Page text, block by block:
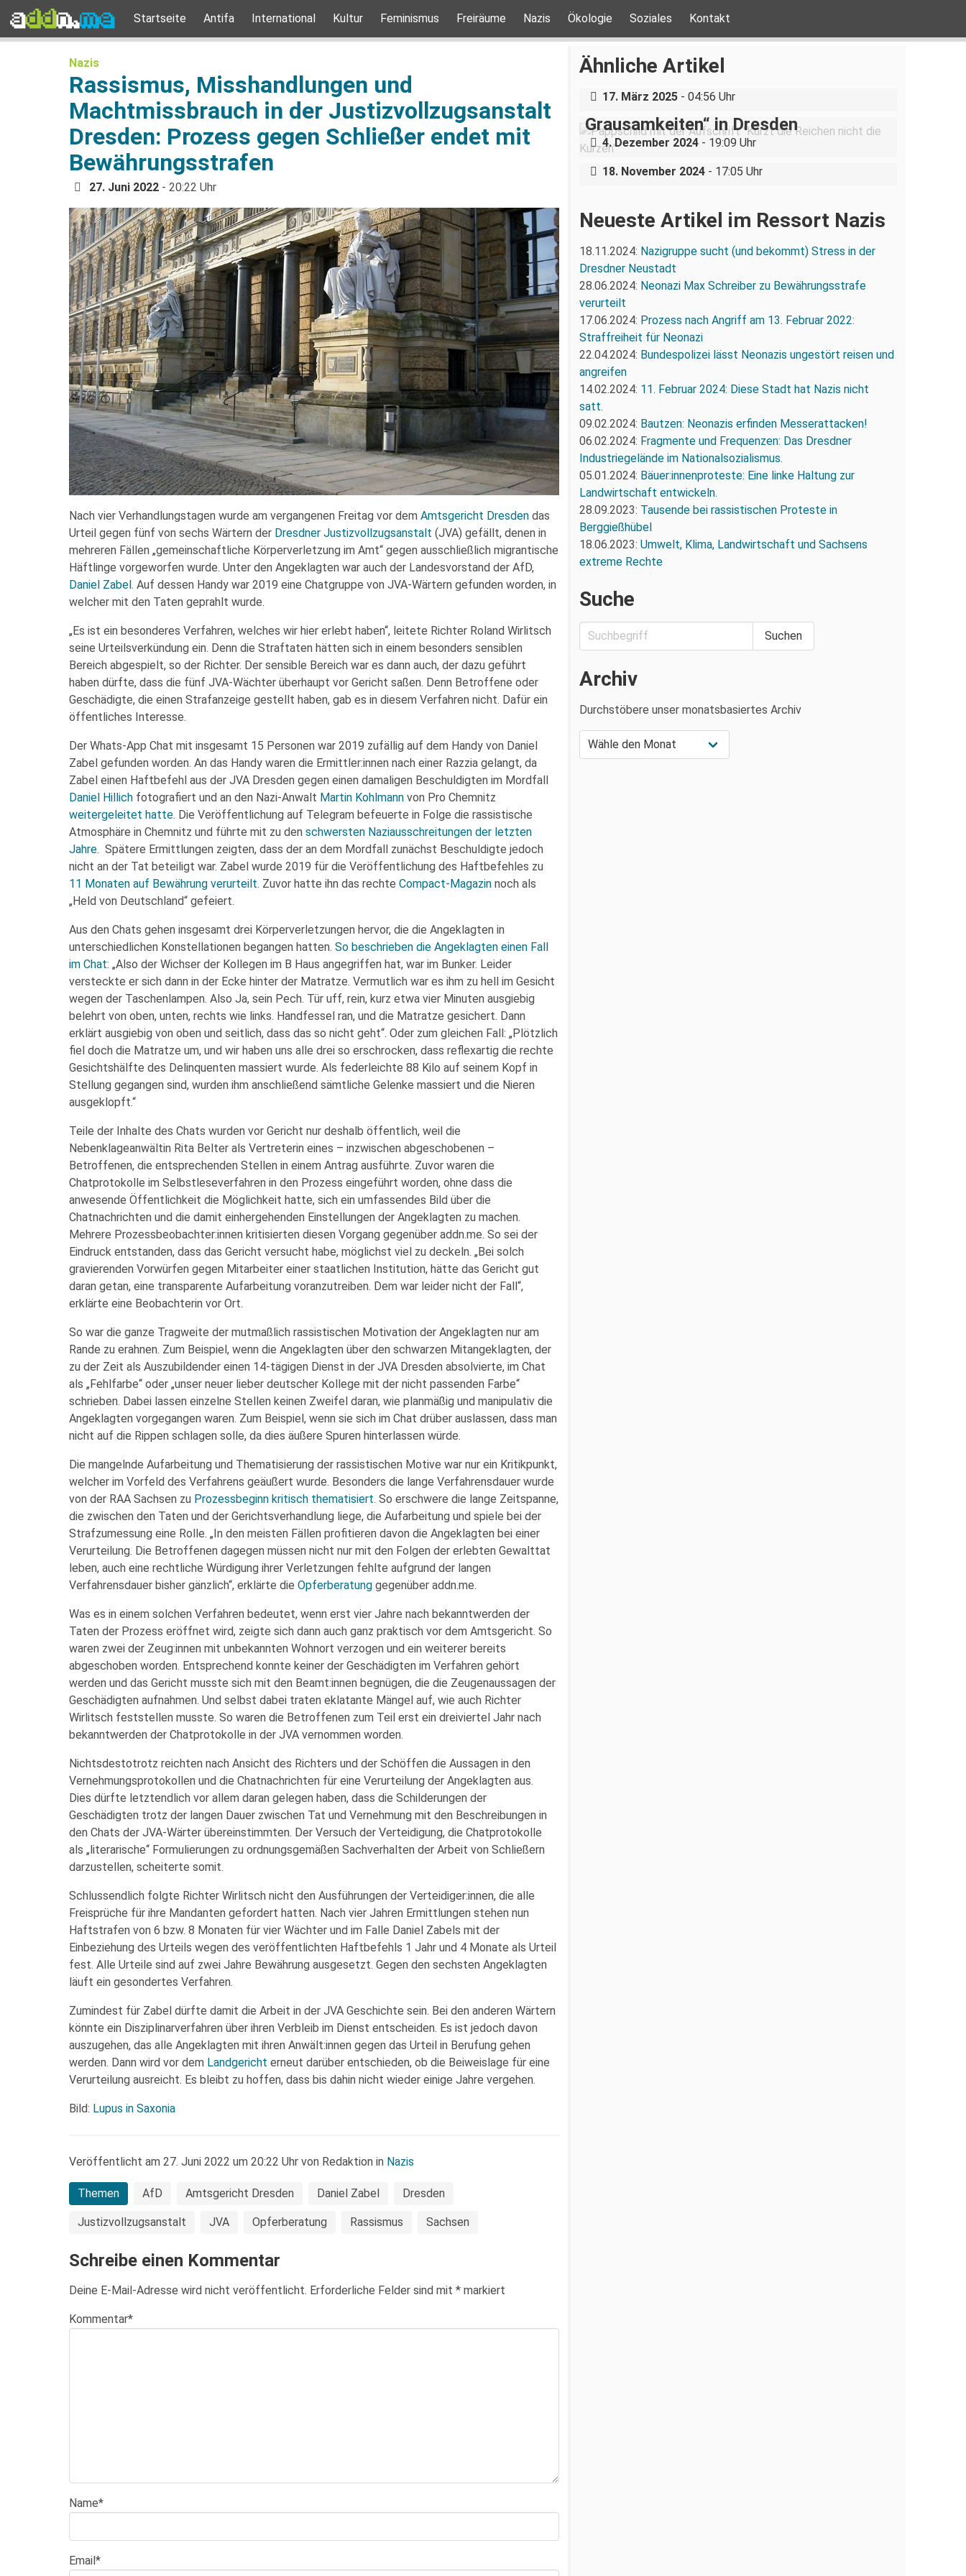
Startseite Antifa International Kultur Feminismus Freiräume Nazis Ökologie Soziales Kontakt
Nazis
Rassismus, Misshandlungen und
Machtmissbrauch in der Justizvollzugsanstalt
Dresden: Prozess gegen Schließer endet mit
Bewährungsstrafen
27. Juni 2022 - 20:22 Uhr
Nach vier Verhandlungstagen wurde am vergangenen Freitag vor dem Amtsgericht Dresden das
Urteil gegen fünf von sechs Wärtern der Dresdner Justizvollzugsanstalt (JVA) gefällt, denen in
mehreren Fällen „gemeinschaftliche Körperverletzung im Amt“ gegen ausschließlich migrantische
Häftlinge vorgeworfen wurde. Unter den Angeklagten war auch der Landesvorstand der AfD,
Daniel Zabel. Auf dessen Handy war 2019 eine Chatgruppe von JVA-Wärtern gefunden worden, in
welcher mit den Taten geprahlt wurde.
„Es ist ein besonderes Verfahren, welches wir hier erlebt haben“, leitete Richter Roland Wirlitsch
seine Urteilsverkündung ein. Denn die Straftaten hätten sich in einem besonders sensiblen
Bereich abgespielt, so der Richter. Der sensible Bereich war es dann auch, der dazu geführt
haben dürfte, dass die fünf JVA-Wächter überhaupt vor Gericht saßen. Denn Betroffene oder
Geschädigte, die einen Strafanzeige gestellt haben, gab es in diesem Verfahren nicht. Dafür ein
öffentliches Interesse.
Der Whats-App Chat mit insgesamt 15 Personen war 2019 zufällig auf dem Handy von Daniel
Zabel gefunden worden. An das Handy waren die Ermittler:innen nach einer Razzia gelangt, da
Zabel einen Haftbefehl aus der JVA Dresden gegen einen damaligen Beschuldigten im Mordfall
Daniel Hillich fotografiert und an den Nazi-Anwalt Martin Kohlmann von Pro Chemnitz
weitergeleitet hatte. Die Veröffentlichung auf Telegram befeuerte in Folge die rassistische
Atmosphäre in Chemnitz und führte mit zu den schwersten Naziausschreitungen der letzten
Jahre. Spätere Ermittlungen zeigten, dass der an dem Mordfall zunächst Beschuldigte jedoch
nicht an der Tat beteiligt war. Zabel wurde 2019 für die Veröffentlichung des Haftbefehles zu
11 Monaten auf Bewährung verurteilt. Zuvor hatte ihn das rechte Compact-Magazin noch als
„Held von Deutschland“ gefeiert.
Aus den Chats gehen insgesamt drei Körperverletzungen hervor, die die Angeklagten in
unterschiedlichen Konstellationen begangen hatten. So beschrieben die Angeklagten einen Fall
im Chat: „Also der Wichser der Kollegen im B Haus angegriffen hat, war im Bunker. Leider
versteckte er sich dann in der Ecke hinter der Matratze. Vermutlich war es ihm zu hell im Gesicht
wegen der Taschenlampen. Also Ja, sein Pech. Tür uff, rein, kurz etwa vier Minuten ausgiebig
belehrt von oben, unten, rechts wie links. Handfessel ran, und die Matratze gesichert. Dann
erklärt ausgiebig von oben und seitlich, dass das so nicht geht“. Oder zum gleichen Fall: „Plötzlich
fiel doch die Matratze um, und wir haben uns alle drei so erschrocken, dass reflexartig die rechte
Gesichtshälfte des Delinquenten massiert wurde. Als federleichte 88 Kilo auf seinem Kopf in
Stellung gegangen sind, wurden ihm anschließend sämtliche Gelenke massiert und die Nieren
ausgeklopft.“
Teile der Inhalte des Chats wurden vor Gericht nur deshalb öffentlich, weil die
Nebenklageanwältin Rita Belter als Vertreterin eines – inzwischen abgeschobenen –
Betroffenen, die entsprechenden Stellen in einem Antrag ausführte. Zuvor waren die
Chatprotokolle im Selbstleseverfahren in den Prozess eingeführt worden, ohne dass die
anwesende Öffentlichkeit die Möglichkeit hatte, sich ein umfassendes Bild über die
Chatnachrichten und die damit einhergehenden Einstellungen der Angeklagten zu machen.
Mehrere Prozessbeobachter:innen kritisierten diesen Vorgang gegenüber addn.me. So sei der
Eindruck entstanden, dass das Gericht versucht habe, möglichst viel zu deckeln. „Bei solch
gravierenden Vorwürfen gegen Mitarbeiter einer staatlichen Institution, hätte das Gericht gut
daran getan, eine transparente Aufarbeitung voranzutreiben. Dem war leider nicht der Fall“,
erklärte eine Beobachterin vor Ort.
So war die ganze Tragweite der mutmaßlich rassistischen Motivation der Angeklagten nur am
Rande zu erahnen. Zum Beispiel, wenn die Angeklagten über den schwarzen Mitangeklagten, der
zu der Zeit als Auszubildender einen 14-tägigen Dienst in der JVA Dresden absolvierte, im Chat
als „Fehlfarbe“ oder „unser neuer lieber deutscher Kollege mit der nicht passenden Farbe“
schrieben. Dabei lassen einzelne Stellen keinen Zweifel daran, wie planmäßig und manipulativ die
Angeklagten vorgegangen waren. Zum Beispiel, wenn sie sich im Chat drüber auslassen, dass man
nicht auf die Rippen schlagen solle, da dies äußere Spuren hinterlassen würde.
Die mangelnde Aufarbeitung und Thematisierung der rassistischen Motive war nur ein Kritikpunkt,
welcher im Vorfeld des Verfahrens geäußert wurde. Besonders die lange Verfahrensdauer wurde
von der RAA Sachsen zu Prozessbeginn kritisch thematisiert. So erschwere die lange Zeitspanne,
die zwischen den Taten und der Gerichtsverhandlung liege, die Aufarbeitung und spiele bei der
Strafzumessung eine Rolle. „In den meisten Fällen profitieren davon die Angeklagten bei einer
Verurteilung. Die Betroffenen dagegen müssen nicht nur mit den Folgen der erlebten Gewalttat
leben, auch eine rechtliche Würdigung ihrer Verletzungen fehlte aufgrund der langen
Verfahrensdauer bisher gänzlich“, erklärte die Opferberatung gegenüber addn.me.
Was es in einem solchen Verfahren bedeutet, wenn erst vier Jahre nach bekanntwerden der
Taten der Prozess eröffnet wird, zeigte sich dann auch ganz praktisch vor dem Amtsgericht. So
waren zwei der Zeug:innen mit unbekannten Wohnort verzogen und ein weiterer bereits
abgeschoben worden. Entsprechend konnte keiner der Geschädigten im Verfahren gehört
werden und das Gericht musste sich mit den Beamt:innen begnügen, die die Zeugenaussagen der
Geschädigten aufnahmen. Und selbst dabei traten eklatante Mängel auf, wie auch Richter
Wirlitsch feststellen musste. So waren die Betroffenen zum Teil erst ein dreiviertel Jahr nach
bekanntwerden der Chatprotokolle in der JVA vernommen worden.
Nichtsdestotrotz reichten nach Ansicht des Richters und der Schöffen die Aussagen in den
Vernehmungsprotokollen und die Chatnachrichten für eine Verurteilung der Angeklagten aus.
Dies dürfte letztendlich vor allem daran gelegen haben, dass die Schilderungen der
Geschädigten trotz der langen Dauer zwischen Tat und Vernehmung mit den Beschreibungen in
den Chats der JVA-Wärter übereinstimmten. Der Versuch der Verteidigung, die Chatprotokolle
als „literarische“ Formulierungen zu ordnungsgemäßen Sachverhalten der Arbeit von Schließern
darzustellen, scheiterte somit.
Schlussendlich folgte Richter Wirlitsch nicht den Ausführungen der Verteidiger:innen, die alle
Freisprüche für ihre Mandanten gefordert hatten. Nach vier Jahren Ermittlungen stehen nun
Haftstrafen von 6 bzw. 8 Monaten für vier Wächter und im Falle Daniel Zabels mit der
Einbeziehung des Urteils wegen des veröffentlichten Haftbefehls 1 Jahr und 4 Monate als Urteil
fest. Alle Urteile sind auf zwei Jahre Bewährung ausgesetzt. Gegen den sechsten Angeklagten
läuft ein gesondertes Verfahren.
Zumindest für Zabel dürfte damit die Arbeit in der JVA Geschichte sein. Bei den anderen Wärtern
könnte ein Disziplinarverfahren über ihren Verbleib im Dienst entscheiden. Es ist jedoch davon
auszugehen, das alle Angeklagten mit ihren Anwält:innen gegen das Urteil in Berufung gehen
werden. Dann wird vor dem Landgericht erneut darüber entschieden, ob die Beiweislage für eine
Verurteilung ausreicht. Es bleibt zu hoffen, dass bis dahin nicht wieder einige Jahre vergehen.
Bild: Lupus in Saxonia
Veröffentlicht am 27. Juni 2022 um 20:22 Uhr von Redaktion in Nazis
Themen AfD Amtsgericht Dresden Daniel Zabel Dresden
Justizvollzugsanstalt JVA Opferberatung Rassismus Sachsen
Schreibe einen Kommentar
Deine E-Mail-Adresse wird nicht veröffentlicht. Erforderliche Felder sind mit * markiert
Kommentar*
Name*
Email*
Ähnliche Artikel
Über eine AfD-Rede zum
Holocaustgedenktag in Coswig bei
Dresden
17. März 2025- 04:56 Uhr
Demonstration gegen „Liste der
Grausamkeiten“ in Dresden
4. Dezember 2024- 19:09 Uhr
Nazigruppe sucht (und bekommt)
Stress in der Dresdner Neustadt
18. November 2024- 17:05 Uhr
Neueste Artikel im Ressort Nazis
18.11.2024: Nazigruppe sucht (und bekommt) Stress in der
Dresdner Neustadt
28.06.2024: Neonazi Max Schreiber zu Bewährungsstrafe
verurteilt
17.06.2024: Prozess nach Angriff am 13. Februar 2022:
Straffreiheit für Neonazi
22.04.2024: Bundespolizei lässt Neonazis ungestört reisen und
angreifen
14.02.2024: 11. Februar 2024: Diese Stadt hat Nazis nicht
satt.
09.02.2024: Bautzen: Neonazis erfinden Messerattacken!
06.02.2024: Fragmente und Frequenzen: Das Dresdner
Industriegelände im Nationalsozialismus.
05.01.2024: Bäuer:innenproteste: Eine linke Haltung zur
Landwirtschaft entwickeln.
28.09.2023: Tausende bei rassistischen Proteste in
Berggießhübel
18.06.2023: Umwelt, Klima, Landwirtschaft und Sachsens
extreme Rechte
Suche
Archiv
Durchstöbere unser monatsbasiertes Archiv